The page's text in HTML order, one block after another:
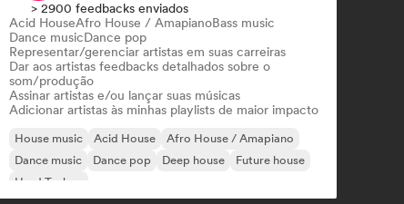
> 2900 feedbacks enviados
Acid HouseAfro House / AmapianoBass music
Dance musicDance pop
Representar/gerenciar artistas em suas carreiras
Dar aos artistas feedbacks detalhados sobre o
som/produção
Assinar artistas e/ou lançar suas músicas
Adicionar artistas às minhas playlists de maior impacto
House music Acid House
Afro House / Amapiano
Dance music
Dance pop Deep house
Future house
Hard Techno